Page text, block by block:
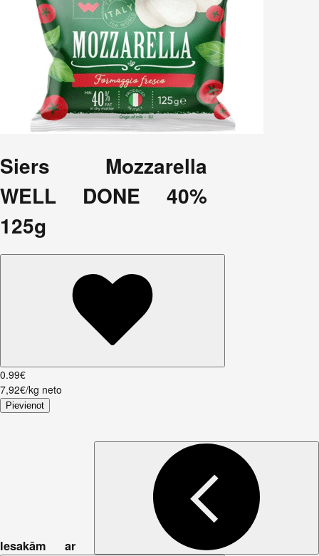
Siers Mozzarella
WELL DONE 40%
125g
0.99€
7,92€/kg neto
Pievienot
Iesakām ar